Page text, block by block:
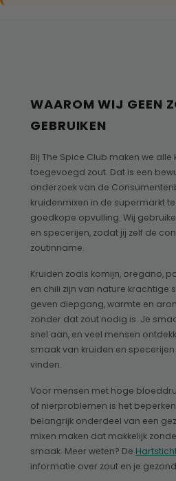
WAAROM WIJ GEEN
GEBRUIKEN
Bij The Spice Club maken we
toegevoegd zout. Dat is een
onderzoek van de
kruidenmixen in de supermarkt
goedkope opvulling. Wij
en specerijen, zodat jij zelf de
zoutinname.
Kruiden zoals komijn, oregano,
en chili zijn van nature krachtige
geven diepgang, warmte en
zonder dat zout nodig is. Je
snel aan, en veel mensen
smaak van kruiden en
vinden.
Voor mensen met hoge
of nierproblemen is het
belangrijk onderdeel van een
mixen maken dat makkelijk
smaak. Meer weten? De
informatie over zout en je